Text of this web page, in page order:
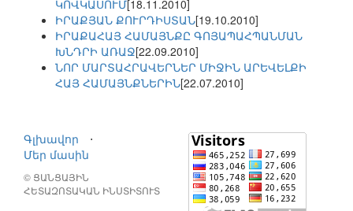
ԿՈՎԿԱՍՈՒՄ[18.11.2010]
ԻՐԱՔՅԱՆ ՔՈՒՐԴԻՍՏԱՆ[19.10.2010]
ԻՐԱՔԱՀԱՅ ՀԱՄԱՅՆՔԸ ԳՈՅԱՊԱՀՊԱՆՄԱՆ
ԽՆԴՐԻ ԱՌԱՋ[22.09.2010]
ՆՈՐ ՄԱՐՏԱՀՐԱՎԵՐՆԵՐ ՄԻՋԻՆ ԱՐԵՎԵԼՔԻ
ՀԱՅ ՀԱՄԱՅՆՔՆԵՐԻՆ[22.07.2010]
Գլխավոր
⋅
Մեր մասին
© ՑԱՆՑԱՅԻՆ
ՀԵՏԱԶՈՏԱԿԱՆ ԻՆՍՏԻՏՈՒՏ